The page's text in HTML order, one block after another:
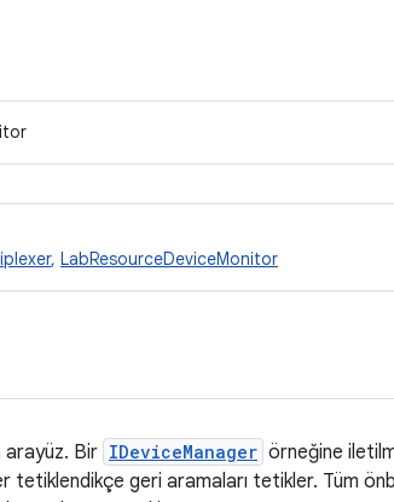
, LabResourceDeviceMonitor
arayüz. Bir IDeviceManager örneğine
tetiklendikçe geri aramaları tetikler. Tüm